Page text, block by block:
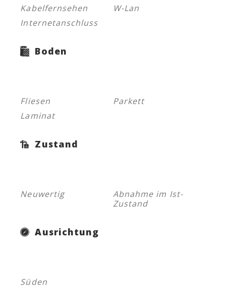
Kabelfernsehen
W-Lan
Internetanschluss
Boden
Fliesen
Parkett
Laminat
Zustand
Neuwertig
Abnahme im Ist-
Zustand
Ausrichtung
Süden